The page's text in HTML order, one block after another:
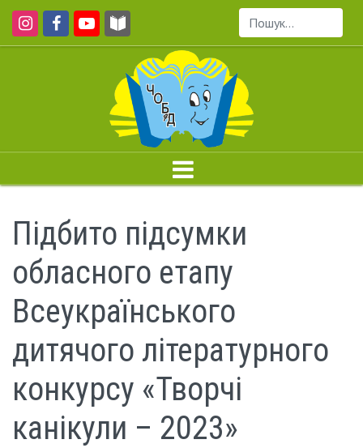
Пошук...
Підбито підсумки
обласного етапу
Всеукраїнського
дитячого літературного
конкурсу «Творчі
канікули – 2023»